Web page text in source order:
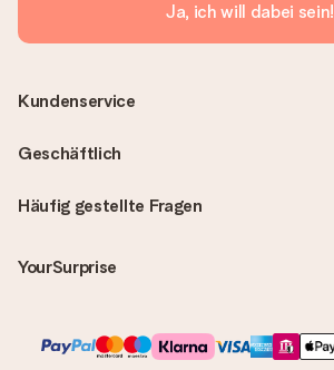
Ja, ich will dabei sein!
Häufig gestellte Fragen
YourSurprise
Kundenservice
Geschäftlich